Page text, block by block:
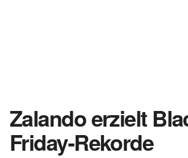
Zalando erzielt
Friday-Rekorde